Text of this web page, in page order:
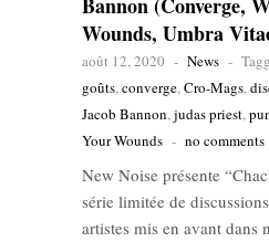
Wounds, Umbra
août 12, 2020 - News -
goûts,converge,Cro-Mags,
Jacob Bannon,judas priest,
Your Wounds - no comments
New Noise présente
série limitée de
artistes mis en avant dans